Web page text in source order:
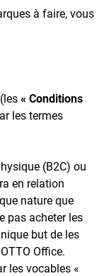
à faire, vous
« Conditions
les termes
(B2C) ou
en relation
nature que
pas acheter les
but de les
Office.
les vocables «